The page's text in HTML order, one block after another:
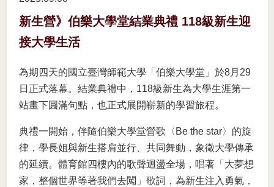
新生營》伯樂大學堂結業典禮 118級新生迎
接大學生活
為期四天的國立臺灣師範大學「伯樂大學堂」於8月29
日正式落幕。結業典禮中，118級新生為大學生涯第一
站畫下圓滿句點，也正式展開嶄新的學習旅程。
典禮一開始，伴隨伯樂大學堂營歌〈Be the star〉的旋
律，學長姐與新生搭肩並行、共同舞動，象徵大學傳承
的延續。體育館四樓內的歌聲迴盪全場，唱著「大夢想
家，整個世界等著我們去闖」歌詞，為新生注入勇氣，